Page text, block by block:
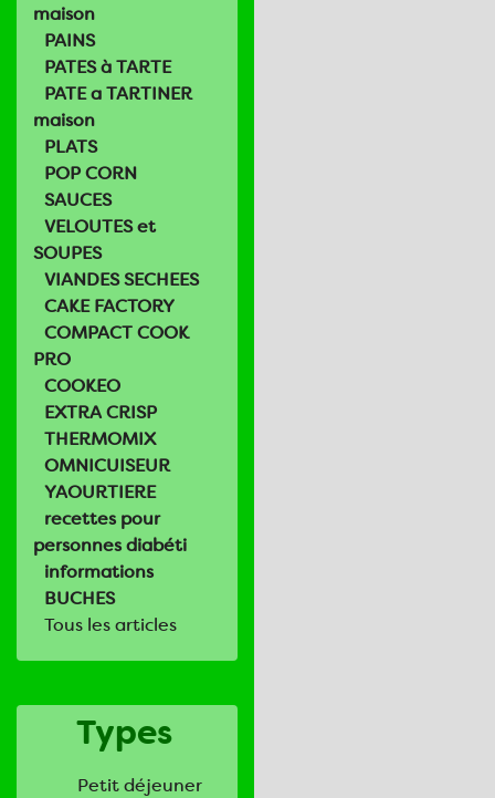
maison
PAINS
PATES à TARTE
PATE a TARTINER
maison
PLATS
POP CORN
SAUCES
VELOUTES et
SOUPES
VIANDES SECHEES
CAKE FACTORY
COMPACT COOK
PRO
COOKEO
EXTRA CRISP
THERMOMIX
OMNICUISEUR
YAOURTIERE
recettes pour
personnes diabéti
informations
BUCHES
Tous les articles
Types
Petit déjeuner